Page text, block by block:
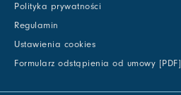
Polityka prywatności
Regulamin
Ustawienia cookies
Formularz odstąpienia od umowy [PDF]